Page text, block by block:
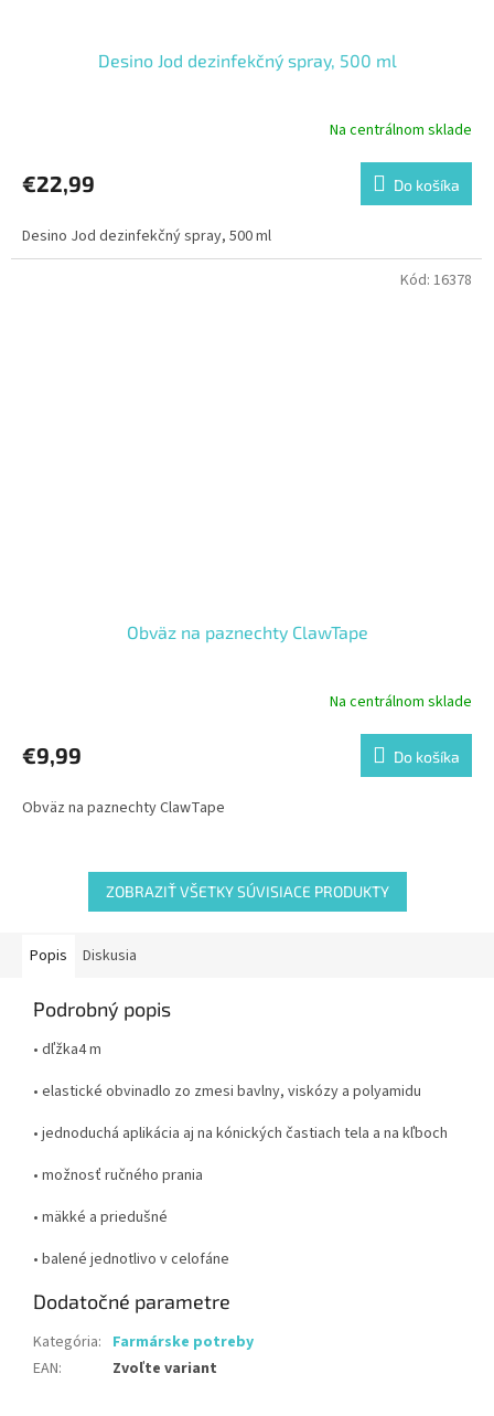
Desino Jod dezinfekčný spray, 500 ml
Na centrálnom sklade
€22,99 Do košíka
Desino Jod dezinfekčný spray, 500 ml
Obväz na paznechty ClawTape
Na centrálnom sklade
€9,99 Do košíka
Obväz na paznechty ClawTape
Kód: 16378
ZOBRAZIŤ VŠETKY SÚVISIACE PRODUKTY
Popis Diskusia
Podrobný popis
• dľžka4 m
• elastické obvinadlo zo zmesi bavlny, viskózy a polyamidu
• jednoduchá aplikácia aj na kónických častiach tela a na kľboch
• možnosť ručného prania
• mäkké a priedušné
• balené jednotlivo v celofáne
Dodatočné parametre
Kategória: Farmárske potreby
EAN: Zvoľte variant